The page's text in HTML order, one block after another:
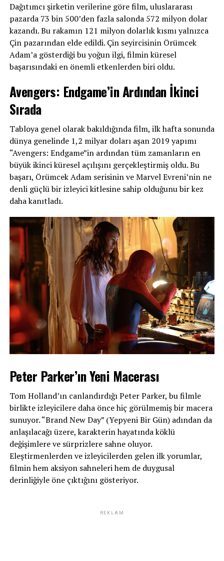
Geçtiğimiz aylarda dünyaevine giren Ece Bayrak ve Burak
Çelik de Sevgililer Günü paylaşımı yaptı.
pozu takipçileriyle paylaştı.
Selena Gomez ile nişanlısı Benny Blanco’dan ortak albüm
ÖNCEKI
Deniz dibinde kurdeleyle bağlanmış İncil buldular:
Böylesiyle ilk kez karşılaştık
Dağıtımcı şirketin verilerine göre film, uluslararası
pazarda 73 bin 500’den fazla salonda 572 milyon dolar
kazandı. Bu rakamın 121 milyon dolarlık kısmı yalnızca
Çin pazarından elde edildi. Çin seyircisinin Örümcek
Adam’a gösterdiği bu yoğun ilgi, filmin küresel
başarısındaki en önemli etkenlerden biri oldu.
Avengers: Endgame’in Ardından İkinci
Sırada
Tabloya genel olarak bakıldığında film, ilk hafta sonunda
dünya genelinde 1,2 milyar doları aşan 2019 yapımı
“Avengers: Endgame”in ardından tüm zamanların en
büyük ikinci küresel açılışını gerçekleştirmiş oldu. Bu
başarı, Örümcek Adam serisinin ve Marvel Evreni’nin ne
denli güçlü bir izleyici kitlesine sahip olduğunu bir kez
daha kanıtladı.
Peter Parker’ın Yeni Macerası
Tom Holland’ın canlandırdığı Peter Parker, bu filmle
birlikte izleyicilere daha önce hiç görülmemiş bir macera
sunuyor. “Brand New Day” (Yepyeni Bir Gün) adından da
anlaşılacağı üzere, karakterin hayatında köklü
değişimlere ve sürprizlere sahne oluyor.
Eleştirmenlerden ve izleyicilerden gelen ilk yorumlar,
filmin hem aksiyon sahneleri hem de duygusal
derinliğiyle öne çıktığını gösteriyor.
REKLAM